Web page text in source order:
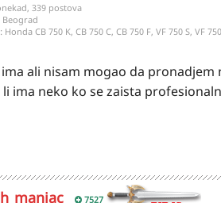
339 postova
Beograd
Honda CB 750 K, CB 750 C, CB 750 F, VF 750 S, VF
ali nisam mogao da
ima neko ko se zaista
7527